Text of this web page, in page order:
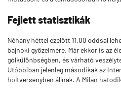
Fejlett statisztikák
Néhány héttel ezelőtt 11,00 oddsal
bajnoki győzelmére. Már ekkor is az
gólkülönbségben, és várható
Utóbbiban jelenleg másodikak az
holtversenyben állnak. A Milan